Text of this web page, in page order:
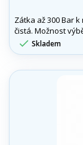
Zátka až 300 Bar
čistá. Možnost
 Skladem